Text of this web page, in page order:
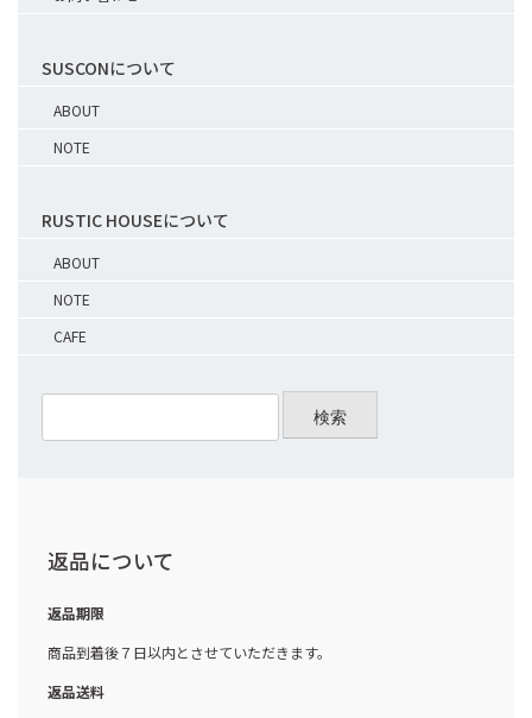
SUSCONについて
ABOUT
NOTE
RUSTIC HOUSEについて
ABOUT
NOTE
CAFE
検索
返品について
返品期限
商品到着後７日以内とさせていただきます。
返品送料